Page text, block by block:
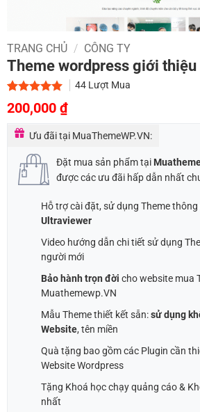
TRANG CHỦ / CÔNG TY
Theme wordpress giới thiệu
5.00trên 5
dựa trên
2
44Lượt Mua
Giá
gốc
là:
700,000 ₫.
200,000 ₫Giá
tại
là:
200,000 ₫.
Ưu đãi tại MuaThemeWP.VN:
Đặt mua sản phẩm tại
được các ưu đãi hấp dẫn nhất
Hỗ trợ cài đặt, sử dụng Theme thông
Ultraviewer
Video hướng dẫn chi tiết sử dụng
người mới
Bảo hành trọn đời cho website mua
Muathemewp.VN
Mẫu Theme thiết kết sẵn:sử dụng
Website, tên miền
Quà tặng bao gồm các Plugin cần
Website Wordpress
Tặng Khoá học chạy quảng cáo &
nhất